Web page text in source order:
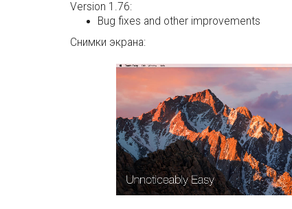
Version 1.76:
Bug fixes and other improvements
Снимки экрана: